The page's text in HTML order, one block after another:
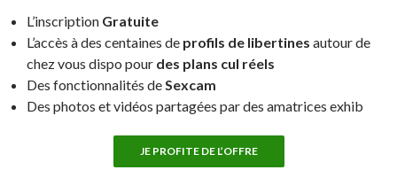
L’inscription Gratuite
L’accès à des centaines de profils de libertines autour de
chez vous dispo pour des plans cul réels
Des fonctionnalités deSexcam
Des photos et vidéos partagées par des amatrices exhib
JE PROFITE DE L’OFFRE